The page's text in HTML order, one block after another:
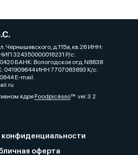
Чернышевского, д.115а, кв.26 ИНН:
324350000016231 Р/с:
БАНК: Вологодское отд. N8638
041909644 ИНН 7707083893 К/с:
E-mail:
ядреFoodpicássover. 3.2
конфиденциальности
оферта